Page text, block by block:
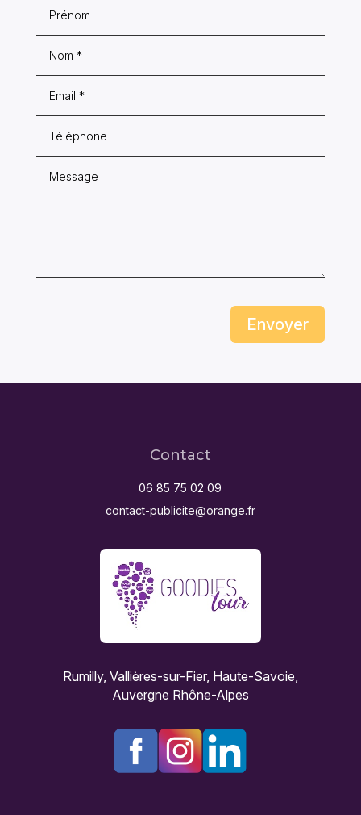
Envoyer
Contact
06 85 75 02 09
contact-publicite@orange.fr
Rumilly, Vallières-sur-Fier, Haute-Savoie,
Auvergne Rhône-Alpes